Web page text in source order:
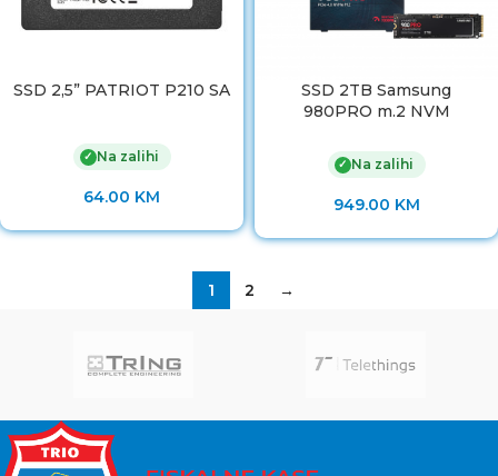
SSD 2,5” PATRIOT P210 SA
✓ Na zalihi
64.00 KM
SSD 2TB Samsung
980PRO m.2 NVM
✓ Na zalihi
949.00 KM
1 2 →